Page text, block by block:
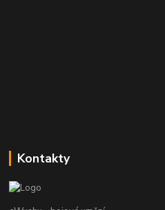
Kontakty